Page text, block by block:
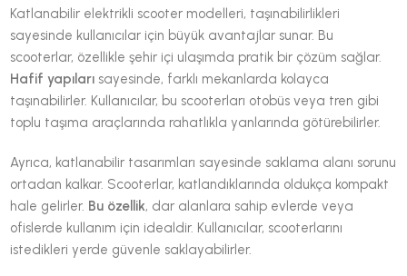
Katlanabilir elektrikli scooter modelleri, taşınabilirlikleri
sayesinde kullanıcılar için büyük avantajlar sunar. Bu
scooterlar, özellikle şehir içi ulaşımda pratik bir çözüm sağlar.
Hafif yapıları sayesinde, farklı mekanlarda kolayca
taşınabilirler. Kullanıcılar, bu scooterları otobüs veya tren gibi
toplu taşıma araçlarında rahatlıkla yanlarında götürebilirler.
Ayrıca, katlanabilir tasarımları sayesinde saklama alanı sorunu
ortadan kalkar. Scooterlar, katlandıklarında oldukça kompakt
hale gelirler. Bu özellik, dar alanlara sahip evlerde veya
ofislerde kullanım için idealdir. Kullanıcılar, scooterlarını
istedikleri yerde güvenle saklayabilirler.